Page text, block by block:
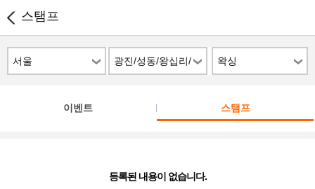
스탬프
서울
광진/성동/왕십리/
성수/건대
왁싱
이벤트 스탬프
등록된 내용이 없습니다.